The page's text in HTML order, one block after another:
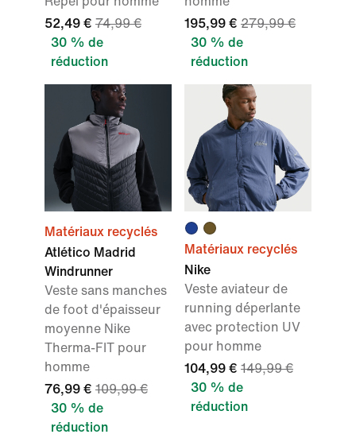
52,49 € 74,99 €
30 % de
réduction
195,99 € 279,99 €
30 % de
réduction
Matériaux recyclés
Atlético Madrid
Windrunner
Veste sans manches
de foot d'épaisseur
moyenne Nike
Therma-FIT pour
homme
76,99 € 109,99 €
30 % de
réduction
Matériaux recyclés
Nike
Veste aviateur de
running déperlante
avec protection UV
pour homme
104,99 € 149,99 €
30 % de
réduction